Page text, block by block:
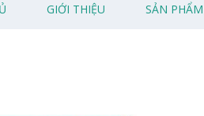
GIỚI THIỆU SẢN PHẨM